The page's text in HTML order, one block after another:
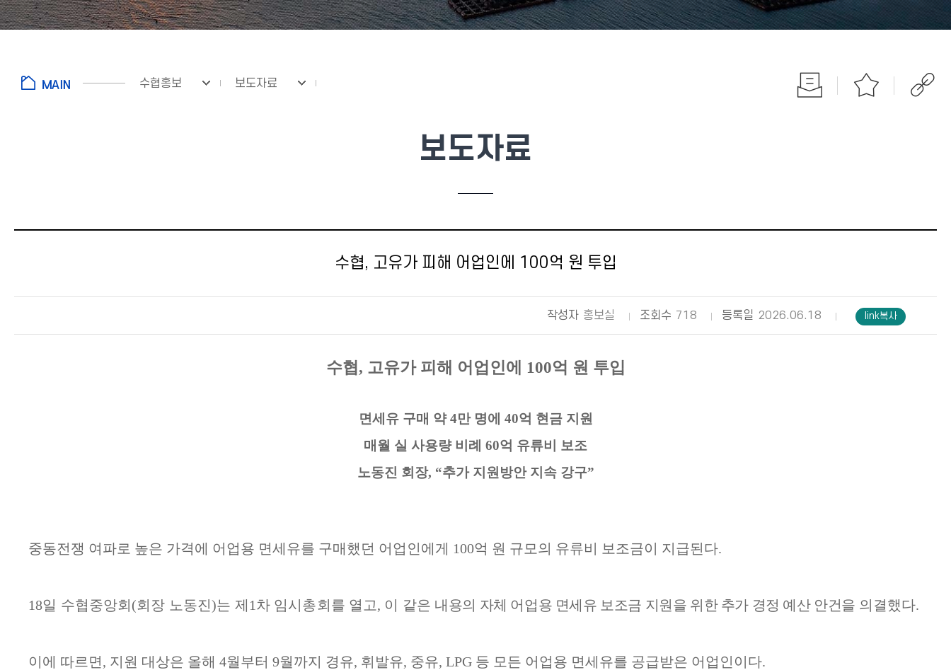
수협홍보 보도자료
보도자료
수협, 고유가 피해 어업인에 100억 원 투입
작성자 홍보실 조회수 718 등록일 2026.06.18
수협, 고유가 피해 어업인에 100억 원 투입
면세유 구매 약4만 명에 40억 현금 지원
매월 실 사용량 비례 60억 유류비 보조
노동진 회장, “추가 지원방안 지속 강구”
중동전쟁 여파로 높은 가격에 어업용 면세유를 구매했던 어업인에게 100억 원 규모의 유류비 보조금이 지급된다.
18일 수협중앙회 (회장 노동진)는 제 1 차 임시총회를 열고, 이 같은 내용의 자체 어업용 면세유 보조금 지원을 위한 추가 경정 예산 안건을 의결했다.
이에 따르면 , 지원 대상은 올해 4월부터 9월까지 경유, 휘발유, 중유, LPG 등 모든 어업용 면세유를 공급받은 어업인이다.